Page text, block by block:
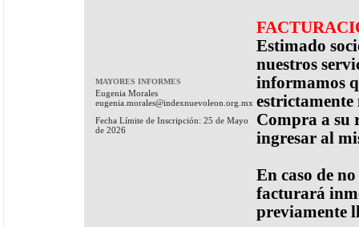
MAYORES INFORMES
Eugenia Morales
eugenia.morales@indexnuevoleon.org.mx
Fecha Límite de Inscripción: 25 de Mayo
de 2026
Estimado
nuestros
informamos
estrictamente
Compra a su
ingresar al
En caso de
facturará
previamente